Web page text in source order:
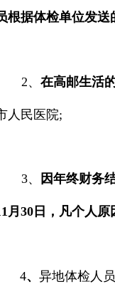
根据体检单位发送
2、在高邮生活
人民医院;
3、 因年终财务
月 30日，凡个人原
4、 异地体检人